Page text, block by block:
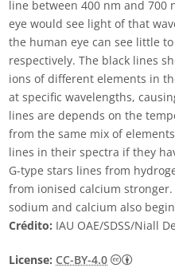
line between 400 nm and
eye would see light of that
the human eye can see little
respectively. The black lines
ions of different elements in
at specific wavelengths,
lines are depends on the
from the same mix of
lines in their spectra if they
G-type stars lines from
from ionised calcium
sodium and calcium also
Crédito: IAU OAE/SDSS/Niall
License: CC-BY-4.0